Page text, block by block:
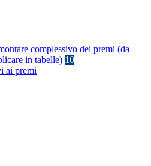
complessivo dei premi (da
in tabelle) 10
ai premi